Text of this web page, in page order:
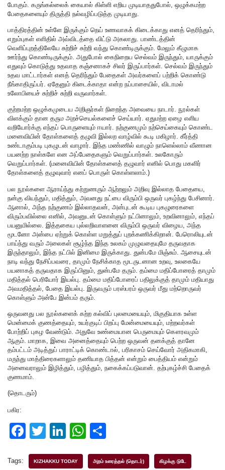
போகும். கருங்கல்லைக் கையால் கிள்ளி எறிய முடியாததுபோல், ஒழுக்கமற்ற
பேதைகளையும் திருத்தி நல்வழிப்படுத்த முடியாது.
பாத்திரத்தின் உள்ளே இருக்கும் நெய் உணவாகக் கிடைக்காது எனத் தெரிந்தும்,
எறும்புகள் எளிதில் அவ்விடத்தை விட்டு அகலாது. பாண்டத்தின்
வெளிப்புறத்திலேயே சுற்றிச் சுற்றி வந்து கொண்டிருக்கும். மேலும் கீழுமாக
ஊர்ந்து கொண்டிருக்கும். அதுபோல் கைநிறைய செல்வம் இருந்தும், யாருக்கும்
எதுவும் கொடுத்து உதவாத கஞ்சனாகச் சிலர் இருப்பார்கள். செல்வம் இருந்தும்
உதவ மாட்டார்கள் எனத் தெரிந்தும் பேதைகள் அவர்களைப் பற்றிக் கொண்டு
நீங்காதிருப்பர். ஏதேனும் கிடைக்காதா என்ற நப்பாசையில், விடாமல்
உலோபியைச் சுற்றிச் சுற்றி வருவார்கள்.
குற்றமற்ற ஒழுக்கமுடைய அறிஞர்கள் நிறைந்த அவையை நாடார். நூல்கள்
விளக்கும் தான தரும அறச்செயல்களைச் செய்யார். ஏதுமற்ற ஏழை எளிய
வறியோர்க்கு எந்தப் பொருளையும் ஈயார். நற்குணமும் நற்செய்கையும் கொண்ட
மனைவியின் தோள்களைத் தழுவி இல்லற வாழ்வில் கூடி மகிழார். கீர்த்தி
உண்டாகும்படி புகழுடன் வாழார். இந்த மண்ணில் வாழும் நாளெல்லாம் வீணான
பயனற்ற நாள்களே என அப்பேதைகளும் வெறுப்பார்கள். உலகோரும்
வெறுப்பார்கள். (மனைவியின் தோள்களைத் தழுவார் எனில் பொது மகளிர்
தோள்களைத் தழுவுவார் எனப் பொருள் கொள்ளலாம்.)
பல நூல்களை ஆராய்ந்து கற்றுணரும் ஆற்றலும் அறிவு இல்லாத பேதையை,
நன்கு வியந்தும், மதித்தும், அவனது நட்பை விரும்பி ஒருவர் புகழ்ந்து பேசினார்.
ஆனால், அந்த நற்குணம் இல்லாதவன், அன்புடன் கூடிய புகழுரைகளை
விரும்பவில்லை எனில், அவனுடன் கொள்ளும் நட்பினாலும், உறவினாலும், எந்தப்
பயனுமில்லை. இத்தகைய புல்லறிவாளனை விரும்பி ஒருவர் விழைய, அந்த
மூடனோ அன்பை ஏற்றுக் கொள்ள மறுத்துப் புறக்கணிக்கிறான். பேரொலியுடன்
பாய்ந்து வரும் அலைகள் சூழ்ந்த இந்த உலகம் முழுவதையுமே தருவதாக
இருந்தாலும், இந்த நட்பில் இனிமை இருக்காது. துன்பமே மிஞ்சும். ஆசையுடன்
நாடி வந்து நேசிப்பவரை, தாமும் நேசிக்காத மூடருடனான உறவு, உலகையே
பயனாகத் தருவதாக இருப்பினும், துன்பமே தரும். தம்மை மதிப்போரைத் தாமும்
மதித்தல் பெரியோர் இயல்பு. தம்மை மதிப்போரைப் பதிலுக்குத் தாமும் மதியாது
அவமதித்தல், பேதை இயல்பு. இருவரும் பரஸ்பரம் ஒருவர் மீது மற்றொருவர்
கொள்ளும் அன்பே இன்பம் தரும்.
ஒருவனது பல நூல்களைக் கற்ற கல்விப் புலமையையும், மிகுதியாக உள்ள
மென்மைக் குணத்தையும், உயர்குடிப் பிறப்பு மேன்மையையும், மற்றவர்கள்
போற்றிப் புகழ வேண்டும். அதுவே உண்மையான பெருமையும் கௌரவமும்
ஆகும். மாறாக, இவை அனைத்தையும் பெற்ற ஒருவன் தனக்குத் தானே
தம்பட்டம் அடித்துப் பாராட்டிக் கொண்டால், பரிகாசம் செய்வோர் அதிகமாகி,
மருந்து மாத்திரைகளாலும் தணியாத பித்தன் என்றும் பைத்தியம் என்றும்
அனைவராலும் இழித்தும், பழித்தும், நகைக்கப்படுவான். தற்புகழ்ச்சி பேதைக்
குணமாம்.
(தொடரும்)
பகிர:
F
c
T
tt
Li
k
W
at ar
Tags: KIZHAKKU TODAY அறம் உரைத்தல் (தொடர்) கிழக்கு டுடே